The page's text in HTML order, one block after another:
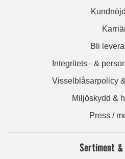
Bli
Integritets– &
Visselblåsarpolicy
Miljöskydd &
Press /
Sortiment